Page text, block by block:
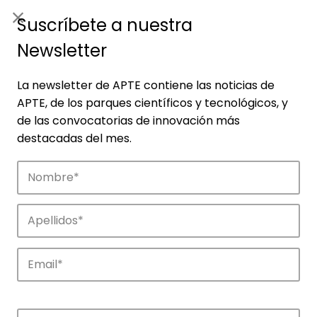
Empresas
Descubre las empresas que impulsan la
innovación en los parques de APTE.
Suscríbete a nuestra
Newsletter
La newsletter de APTE contiene las noticias de
APTE, de los parques científicos y tecnológicos, y
de las convocatorias de innovación más
destacadas del mes.